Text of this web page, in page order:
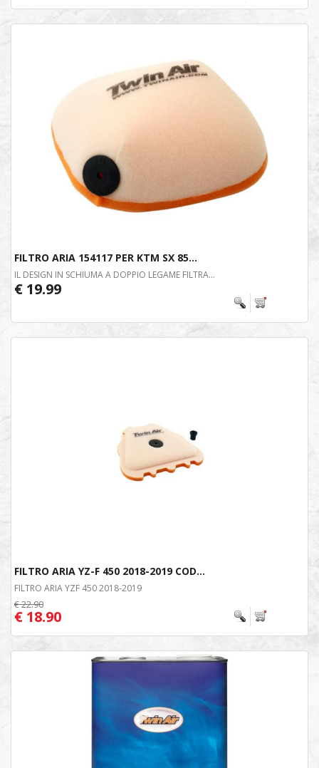
FILTRO ARIA 154117 PER KTM SX 85...
IL DESIGN IN SCHIUMA A DOPPIO LEGAME FILTRA...
€ 19.99
FILTRO ARIA YZ-F 450 2018-2019 COD...
FILTRO ARIA YZF 450 2018-2019
€ 22.90
€ 18.90